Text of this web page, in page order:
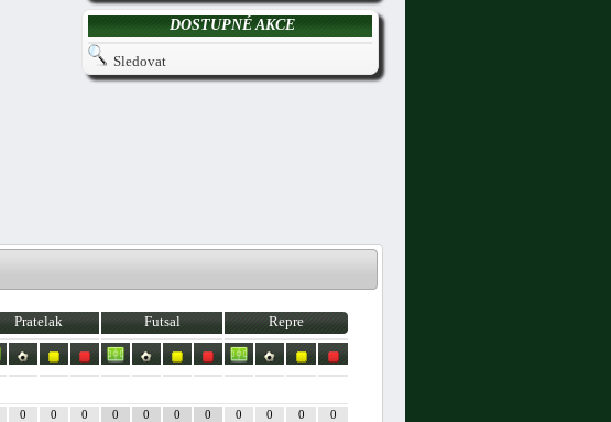
DOSTUPNÉ AKCE
Sledovat
Pratelak Futsal Repre
0 0 0 0 0 0 0 0 0 0 0